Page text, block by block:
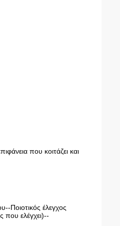
που κοιτάζει και
Ποιοτικός έλεγχος
που ελέγχει)--